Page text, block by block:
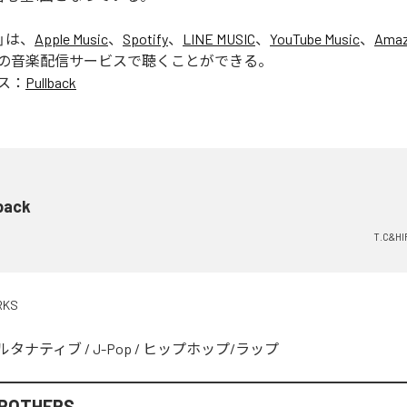
」は、 Apple Music、 Spotify、 LINE MUSIC、 YouTube Music、
音楽配信サービスで聴くことができる。
： Pullback
タナティブ / J-Pop / ヒップホップ/ラップ